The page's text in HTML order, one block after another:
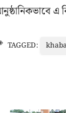
TAGGED: